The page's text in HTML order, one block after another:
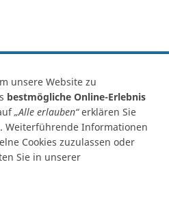
widerrufen
ZahlungsartenVersand
AGB Datenschutz
Cookie Einstellungen
abweichen! Angabe von
Lieferzeit unter Vorbehalt.
unsere Website zu
bestmögliche Online-Erlebnis
„Alle erlauben“erklären Sie
Weiterführende Informationen
Cookies zuzulassen oder
Sie in unserer